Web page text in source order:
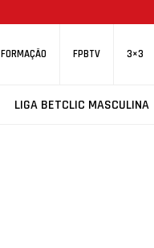
FORMAÇÃO FPBTV 3×3
LIGA BETCLIC MASCULINA